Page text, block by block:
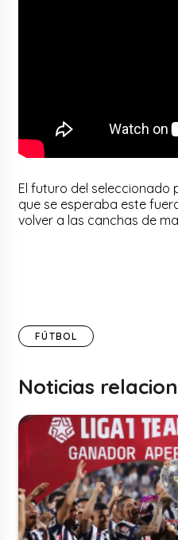
El futuro del seleccionado
que se esperaba este
volver a las canchas de
FÚTBOL
Noticias